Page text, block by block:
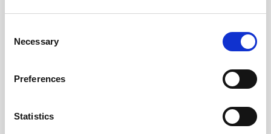
Selection
Necessary
Preferences
Statistics